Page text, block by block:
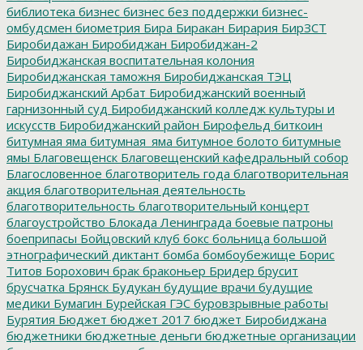
библиотека бизнес бизнес без поддержки бизнес-
омбудсмен биометрия Бира Биракан Бирария БирЗСТ
Биробидажан Биробиджан Биробиджан-2
Биробиджанская воспитательная колония
Биробиджанская таможня Биробиджанская ТЭЦ
Биробиджанский Арбат Биробиджанский военный
гарнизонный суд Биробиджанский колледж культуры и
искусств Биробиджанский район Бирофельд биткоин
битумная яма битумная_яма битумное болото битумные
ямы Благовещенск Благовещенский кафедральный собор
Благословенное благотворитель года благотворительная
акция благотворительная деятельность
благотворительность благотворительный концерт
благоустройство Блокада Ленинграда боевые патроны
боеприпасы Бойцовский клуб бокс больница большой
этнографический диктант бомба бомбоубежище Борис
Титов Борохович брак браконьер Бридер брусит
брусчатка Брянск Будукан будущие врачи будущие
медики Бумагин Бурейская ГЭС буровзрывные работы
Бурятия Бюджет бюджет 2017 бюджет Биробиджана
бюджетники бюджетные деньги бюджетные организации